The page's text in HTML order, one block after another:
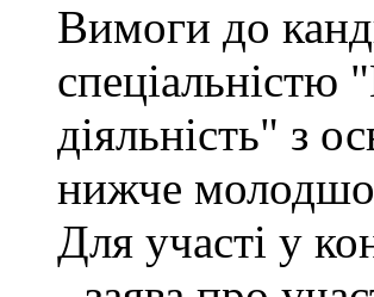
Вимоги до
спеціальністю
діяльність" з
нижче
Для участі у